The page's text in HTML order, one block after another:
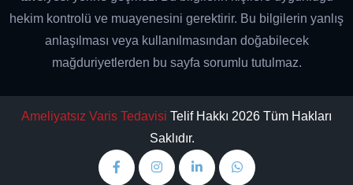
hekim kontrolü ve muayenesini gerektirir. Bu bilgilerin yanlış
anlaşılması veya kullanılmasından doğabilecek
mağduriyetlerden bu sayfa sorumlu tutulmaz.
Ameliyatsız Varis Tedavisi Telif Hakkı 2026 Tüm Hakları
Saklıdır.